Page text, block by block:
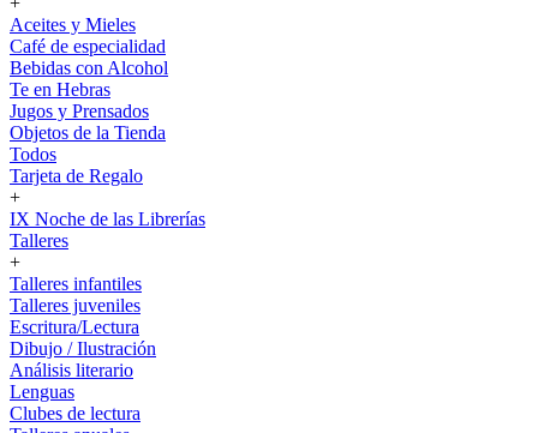
Aceites y Mieles
Café de especialidad
Bebidas con Alcohol
Te en Hebras
Jugos y Prensados
Objetos de la Tienda
Todos
Tarjeta de Regalo
+
IX Noche de las Librerías
Talleres
+
Talleres infantiles
Talleres juveniles
Escritura/Lectura
Dibujo / Ilustración
Análisis literario
Lenguas
Clubes de lectura